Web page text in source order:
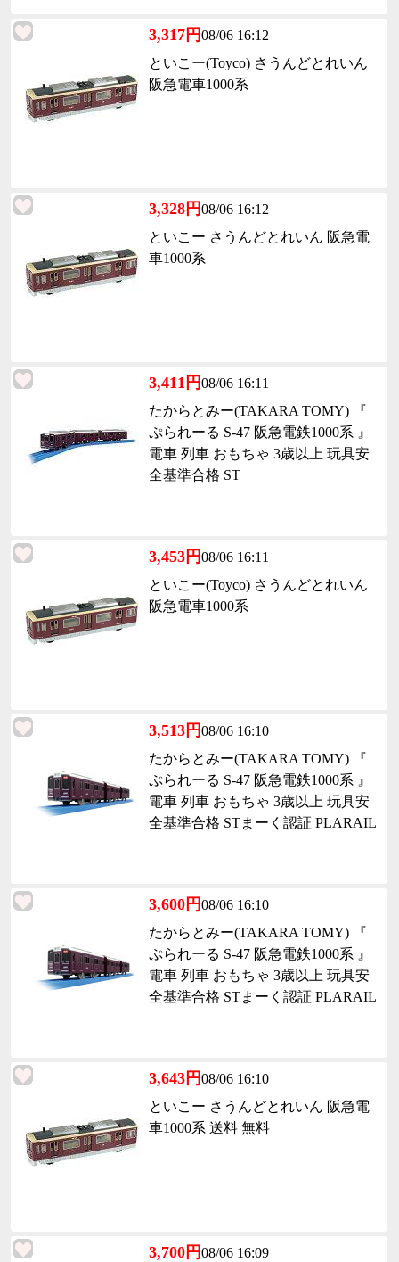
3,317円08/06 16:12
といこー(Toyco) さうんどとれいん
阪急電車1000系
3,328円08/06 16:12
といこー さうんどとれいん 阪急電
車1000系
3,411円08/06 16:11
たからとみー(TAKARA TOMY) 『
ぷられーる S-47 阪急電鉄1000系 』
電車 列車 おもちゃ 3歳以上 玩具安
全基準合格 ST
3,453円08/06 16:11
といこー(Toyco) さうんどとれいん
阪急電車1000系
3,513円08/06 16:10
たからとみー(TAKARA TOMY) 『
ぷられーる S-47 阪急電鉄1000系 』
電車 列車 おもちゃ 3歳以上 玩具安
全基準合格 STまーく認証 PLARAIL
3,600円08/06 16:10
たからとみー(TAKARA TOMY) 『
ぷられーる S-47 阪急電鉄1000系 』
電車 列車 おもちゃ 3歳以上 玩具安
全基準合格 STまーく認証 PLARAIL
3,643円08/06 16:10
といこー さうんどとれいん 阪急電
車1000系 送料 無料
3,700円08/06 16:09